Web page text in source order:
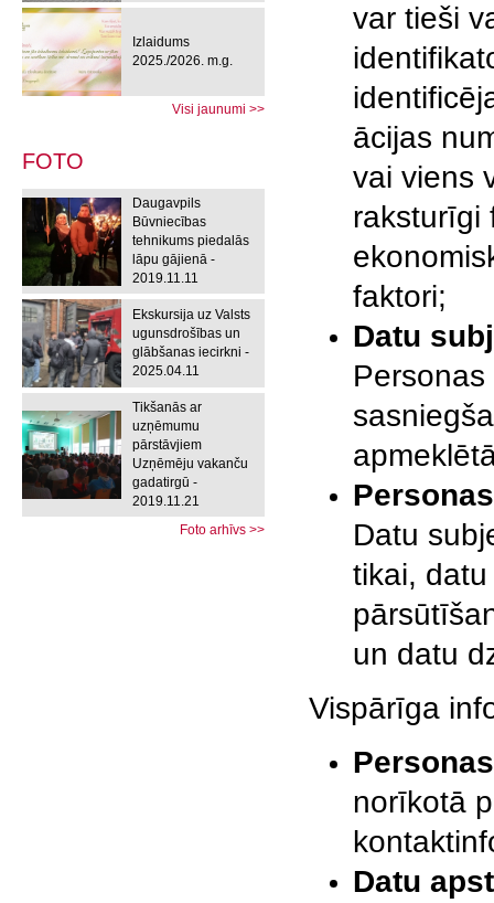
Izlaidums
2025./2026. m.g.
Visi jaunumi >>
FOTO
Daugavpils
Būvniecības
tehnikums piedalās
lāpu gājienā -
2019.11.11
Ekskursija uz Valsts
ugunsdrošības un
glābšanas iecirkni -
2025.04.11
Tikšanās ar
uzņēmumu
pārstāvjiem
Uzņēmēju vakanču
gadatirgū -
2019.11.21
Foto arhīvs >>
var tieši
ācijas
vai viens
raksturīgi
faktori;
Datu
Datu
tikai,
un datu
Vispārīga
norīkotā
Datu